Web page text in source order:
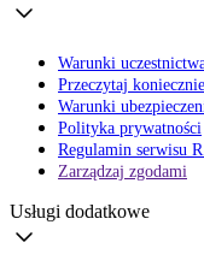
Warunki
Przeczytaj koniecznie
Warunki
Polityka prywatności
Regulamin serwisu
Zarządzaj zgodami
Usługi dodatkowe